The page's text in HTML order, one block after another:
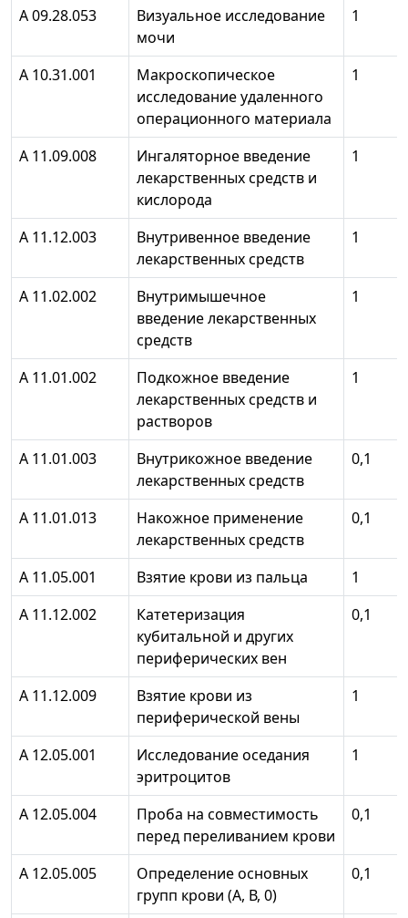
А 09.28.053
Визуальное исследование
мочи
1
А 10.31.001
Макроскопическое
исследование удаленного
операционного материала
1
А 11.09.008
Ингаляторное введение
лекарственных средств и
кислорода
1
А 11.12.003
Внутривенное введение
лекарственных средств
1
А 11.02.002
Внутримышечное
введение лекарственных
средств
1
А 11.01.002
Подкожное введение
лекарственных средств и
растворов
1
А 11.01.003
Внутрикожное введение
лекарственных средств
0,1
А 11.01.013
Накожное применение
лекарственных средств
0,1
А 11.05.001 Взятие крови из пальца
1
А 11.12.002
Катетеризация
кубитальной и других
периферических вен
0,1
А 11.12.009
Взятие крови из
периферической вены
1
А 12.05.001
Исследование оседания
эритроцитов
1
А 12.05.004
Проба на совместимость
перед переливанием крови
0,1
А 12.05.005
Определение основных
групп крови (А, В, 0)
0,1